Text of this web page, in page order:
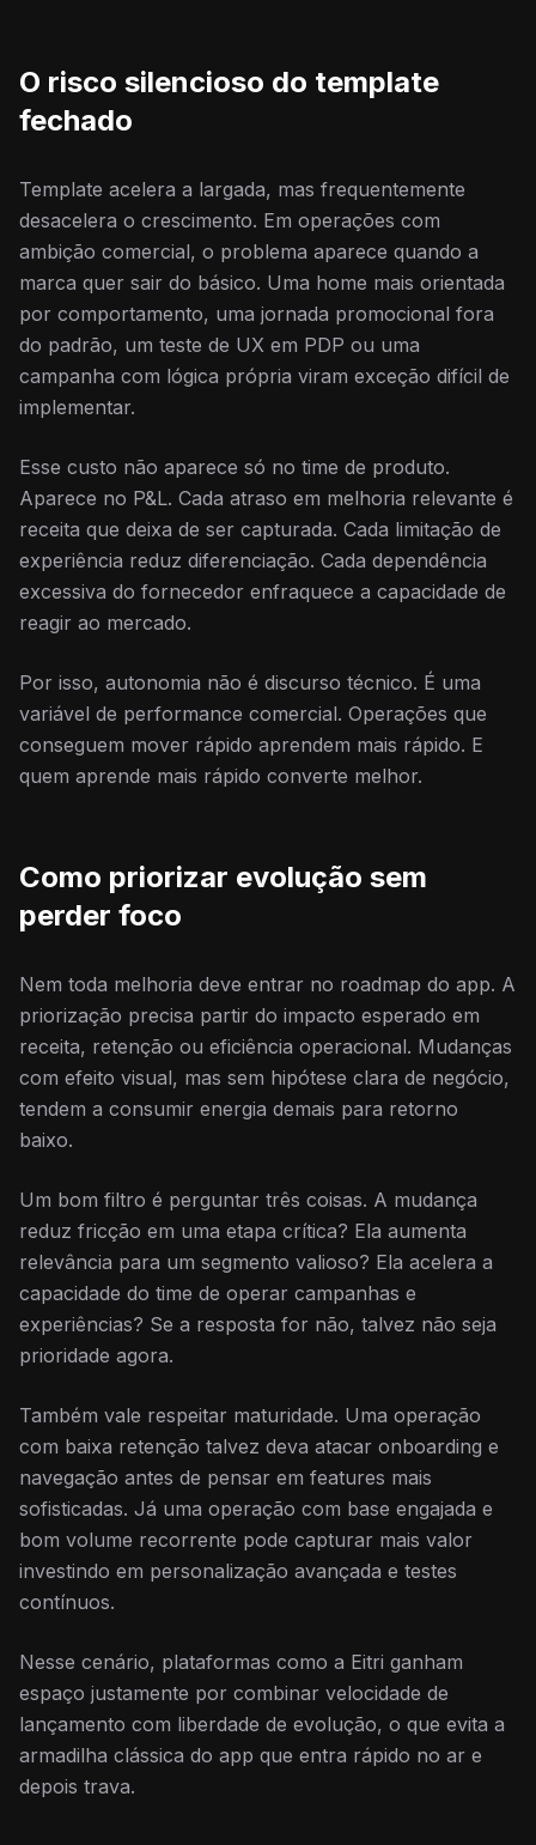
O risco silencioso do template
fechado
Template acelera a largada, mas frequentemente
desacelera o crescimento. Em operações com
ambição comercial, o problema aparece quando a
marca quer sair do básico. Uma home mais orientada
por comportamento, uma jornada promocional fora
do padrão, um teste de UX em PDP ou uma
campanha com lógica própria viram exceção difícil de
implementar.
Esse custo não aparece só no time de produto.
Aparece no P&L. Cada atraso em melhoria relevante é
receita que deixa de ser capturada. Cada limitação de
experiência reduz diferenciação. Cada dependência
excessiva do fornecedor enfraquece a capacidade de
reagir ao mercado.
Por isso, autonomia não é discurso técnico. É uma
variável de performance comercial. Operações que
conseguem mover rápido aprendem mais rápido. E
quem aprende mais rápido converte melhor.
Como priorizar evolução sem
perder foco
Nem toda melhoria deve entrar no roadmap do app. A
priorização precisa partir do impacto esperado em
receita, retenção ou eficiência operacional. Mudanças
com efeito visual, mas sem hipótese clara de negócio,
tendem a consumir energia demais para retorno
baixo.
Um bom filtro é perguntar três coisas. A mudança
reduz fricção em uma etapa crítica? Ela aumenta
relevância para um segmento valioso? Ela acelera a
capacidade do time de operar campanhas e
experiências? Se a resposta for não, talvez não seja
prioridade agora.
Também vale respeitar maturidade. Uma operação
com baixa retenção talvez deva atacar onboarding e
navegação antes de pensar em features mais
sofisticadas. Já uma operação com base engajada e
bom volume recorrente pode capturar mais valor
investindo em personalização avançada e testes
contínuos.
Nesse cenário, plataformas como a Eitri ganham
espaço justamente por combinar velocidade de
lançamento com liberdade de evolução, o que evita a
armadilha clássica do app que entra rápido no ar e
depois trava.